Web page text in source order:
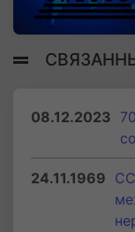
08.12.2023
24.11.1969